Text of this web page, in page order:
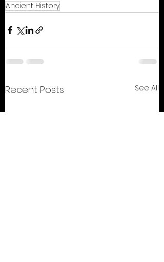
Ancient History
Recent Posts See All